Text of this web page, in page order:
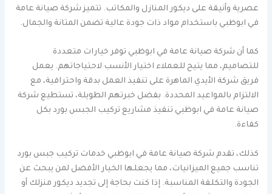
عصرية وأنيقة على ديكور المنازل والمكاتب. تتميز شركة صيانة عامة
في ابوظبي باستخدام مواد ذات جودة عالية تضمن المتانة والجمال.
كما أن شركة صيانة عامة في ابوظبي توفر خيارات متعددة
للتصاميم، مما يتيح للعملاء اختيار الأنسب لاحتياجاتهم. يعمل
فريق شركة الأيدي الماهرة على تنفيذ العمل بدقة واحترافية، مع
الالتزام بالمواعيد المحددة. بفضل خبرتهم الطويلة، تستطيع شركة
صيانة عامة في ابوظبي تنفيذ مشاريع تركيب الجبس بورد بكل
كفاءة.
كذلك، تقدم شركة صيانة عامة في ابوظبي خدمات تركيب جبس بورد
تناسب جميع الميزانيات، مما يجعلها الخيار الأفضل لمن يبحث عن
الجودة والتكلفة المناسبة. إذا كنت بحاجة إلى تجديد ديكور منزلك أو